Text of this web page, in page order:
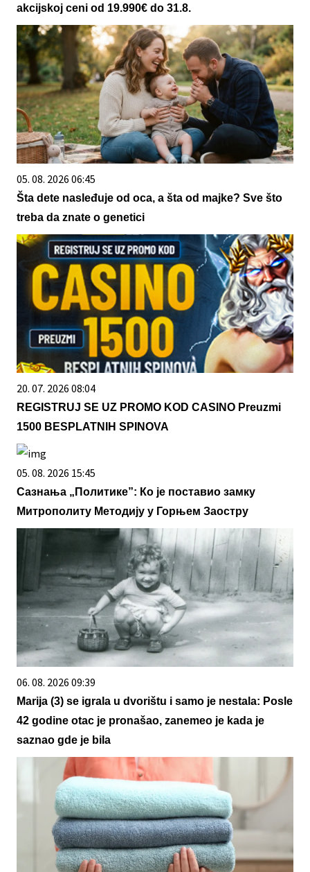
akcijskoj ceni od 19.990€ do 31.8.
05. 08. 2026 06:45
Šta dete nasleđuje od oca, a šta od majke? Sve što
treba da znate o genetici
20. 07. 2026 08:04
REGISTRUJ SE UZ PROMO KOD CASINO Preuzmi
1500 BESPLATNIH SPINOVA
05. 08. 2026 15:45
Сазнања „Политике”: Ко је поставио замку
Митрополиту Методију у Горњем Заостру
06. 08. 2026 09:39
Marija (3) se igrala u dvorištu i samo je nestala: Posle
42 godine otac je pronašao, zanemeo je kada je
saznao gde je bila